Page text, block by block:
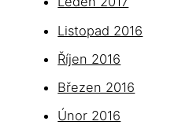
Listopad 2016
Říjen 2016
Březen 2016
Únor 2016